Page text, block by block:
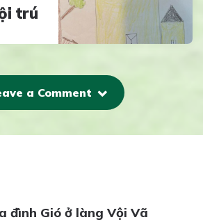
trú
a Comment
đình Gió ở làng Vội Vã